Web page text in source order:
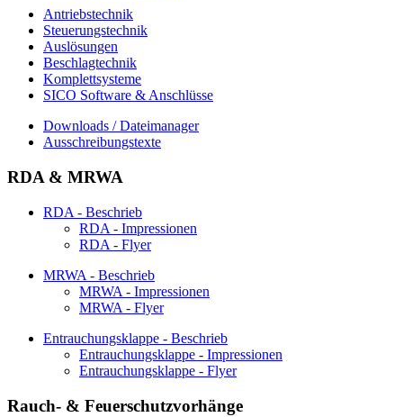
Antriebstechnik
Steuerungstechnik
Auslösungen
Beschlagtechnik
Komplettsysteme
SICO Software & Anschlüsse
Downloads / Dateimanager
Ausschreibungstexte
RDA & MRWA
RDA - Beschrieb
RDA - Impressionen
RDA - Flyer
MRWA - Beschrieb
MRWA - Impressionen
MRWA - Flyer
Entrauchungsklappe - Beschrieb
Entrauchungsklappe - Impressionen
Entrauchungsklappe - Flyer
Rauch- & Feuerschutzvorhänge